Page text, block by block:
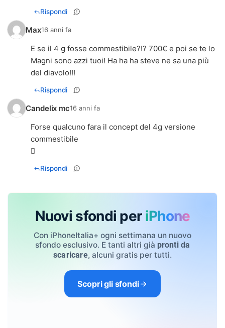
Rispondi
Max16 anni fa
E se il 4 g fosse commestibile?!? 700€ e poi se te lo
Magni sono azzi tuoi! Ha ha ha steve ne sa una più
del diavolo!!!
Rispondi
Candelix mc16 anni fa
Forse qualcuno fara il concept del 4g versione
commestibile

Rispondi
Nuovi sfondi per iPhone
Con iPhoneItalia+ ogni settimana un nuovo
sfondo esclusivo. E tanti altri già pronti da
scaricare, alcuni gratis per tutti.
Scopri gli sfondi